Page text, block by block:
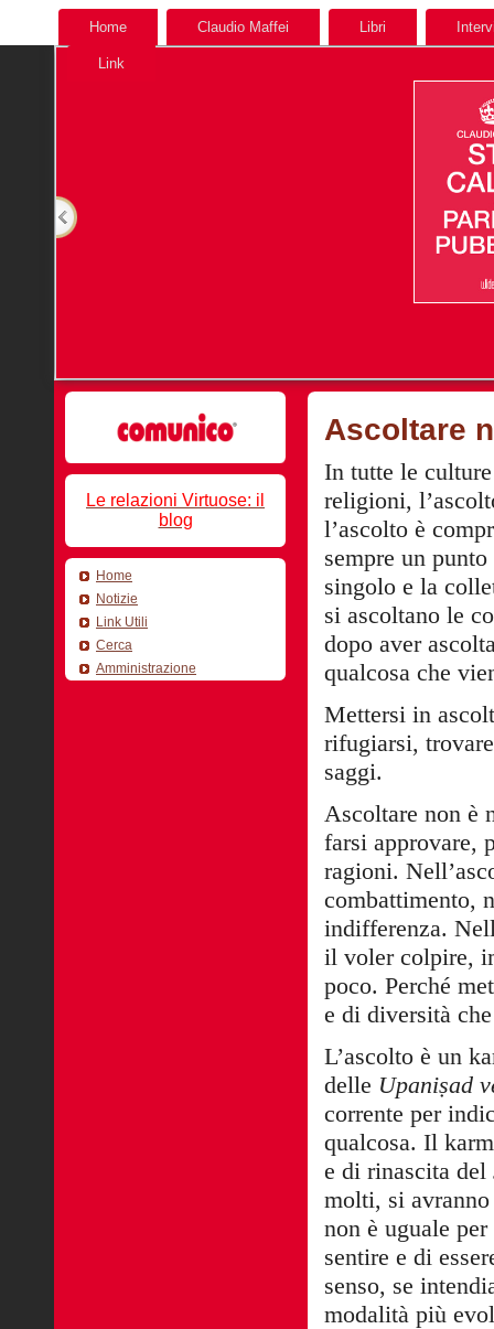
Home Claudio Maffei Libri
Link
Le relazioni Virtuose: il
blog
Home
Notizie
Link Utili
Cerca
Amministrazione
Ascoltare
In tutte le
religioni,
l’ascolto è
sempre un
singolo e la
si ascoltano le
dopo aver
qualcosa che
Mettersi in
rifugiarsi,
saggi.
Ascoltare non è
farsi approvare,
ragioni.
combattimento,
indifferenza.
il voler colpire,
poco. Perché
e di diversità
L’ascolto è un
delle Upaniṣad
corrente per
qualcosa. Il
e di rinascita del
molti, si
non è uguale
sentire e di
senso, se
modalità più